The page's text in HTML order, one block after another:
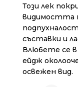
Този лек
видимостта
съставки и
Влюбете се в
ейдж
освежен вид.